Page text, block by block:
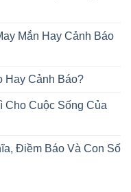
Mắn Hay Cảnh Báo
Hay Cảnh Báo?
Cho Cuộc Sống Của
Điềm Báo Và Con Số